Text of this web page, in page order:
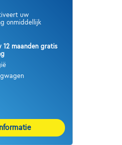
uw
onmiddellijk
12 maanden gratis